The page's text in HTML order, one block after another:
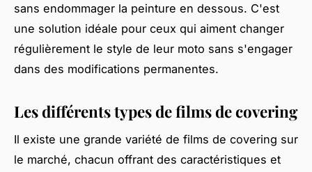
sans endommager la peinture en dessous. C'est
une solution idéale pour ceux qui aiment changer
régulièrement le style de leur moto sans s'engager
dans des modifications permanentes.
Les différents types de films de covering
Il existe une grande variété de films de covering sur
le marché, chacun offrant des caractéristiques et